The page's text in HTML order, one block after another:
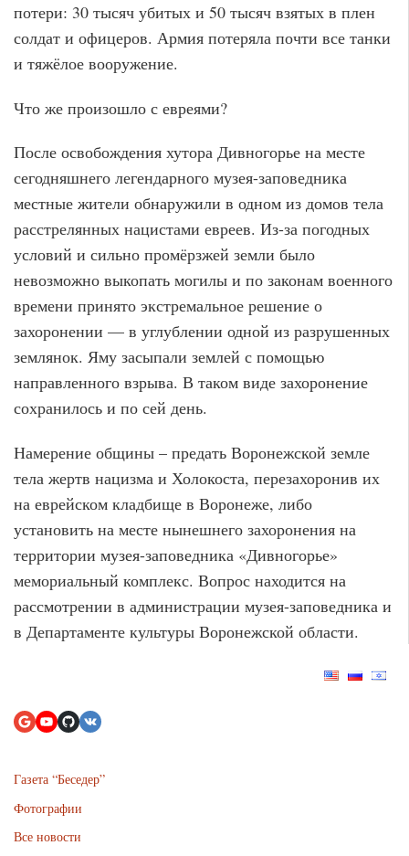
потери: 30 тысяч убитых и 50 тысяч взятых в плен
солдат и офицеров. Армия потеряла почти все танки
и тяжёлое вооружение.
Что же произошло с евреями?
После освобождения хутора Дивногорье на месте
сегодняшнего легендарного музея-заповедника
местные жители обнаружили в одном из домов тела
расстрелянных нацистами евреев. Из-за погодных
условий и сильно промёрзжей земли было
невозможно выкопать могилы и по законам военного
времени принято экстремальное решение о
захоронении — в углублении одной из разрушенных
землянок. Яму засыпали землей с помощью
направленного взрыва. В таком виде захоронение
сохранилось и по сей день.
Намерение общины – предать Воронежской земле
тела жертв нацизма и Холокоста, перезахоронив их
на еврейском кладбище в Воронеже, либо
установить на месте нынешнего захоронения на
территории музея-заповедника «Дивногорье»
мемориальный комплекс. Вопрос находится на
рассмотрении в администрации музея-заповедника и
в Департаменте культуры Воронежской области.
Газета “Беседер”
Фотографии
Все новости